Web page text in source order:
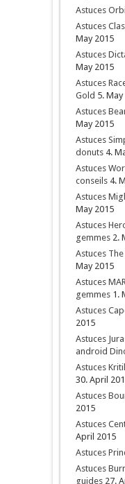
Astuces
Astuces
May 2015
Astuces
May 2015
Astuces
Gold 5.
Astuces
May 2015
Astuces
donuts 4.
Astuces
conseils 4.
Astuces
May 2015
Astuces
gemmes 2.
Astuces
May 2015
Astuces
gemmes 1.
Astuces
2015
Astuces
android
Astuces
30. April
Astuces
2015
Astuces
April 2015
Astuces
Astuces
guides 27.